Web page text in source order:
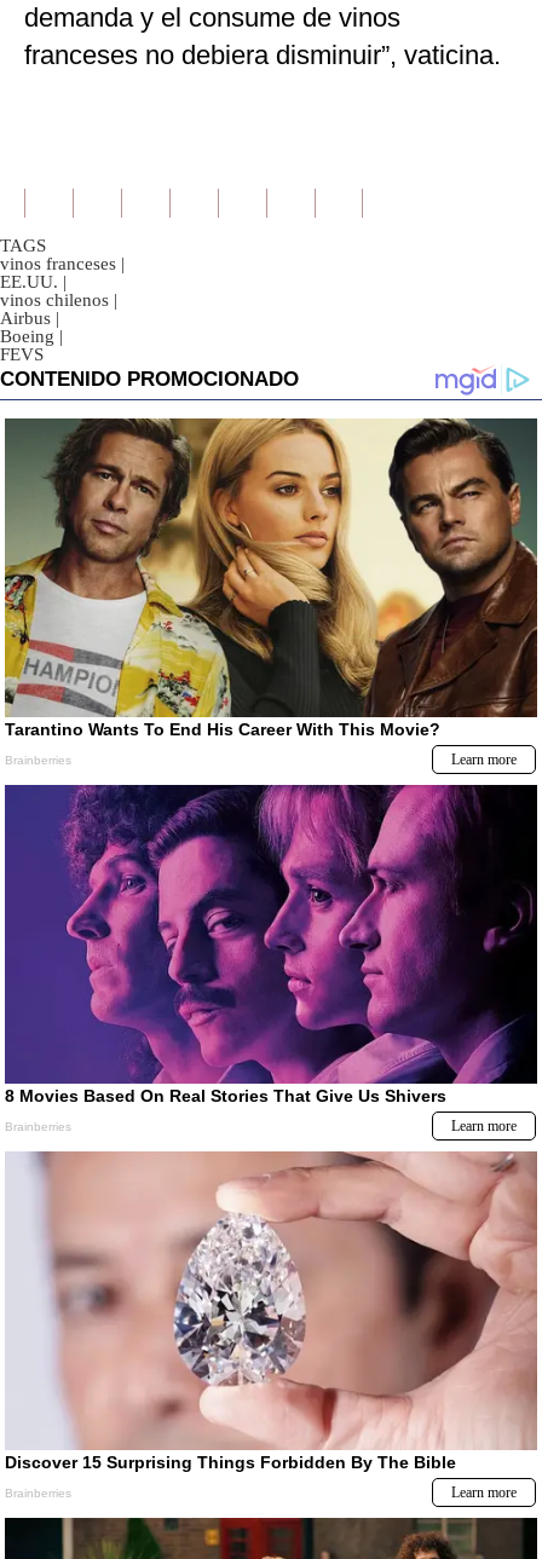
demanda y el consume de vinos
franceses no debiera disminuir”, vaticina.
TAGS
vinos franceses |
EE.UU. |
vinos chilenos |
Airbus |
Boeing |
FEVS